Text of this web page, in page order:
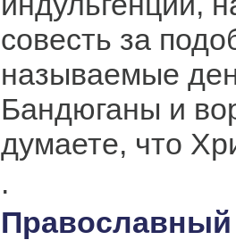
совесть за
называемые
Бандюганы и
думаете, что
.